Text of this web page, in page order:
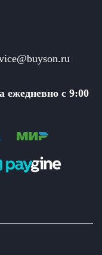
ежедневно с 9:00